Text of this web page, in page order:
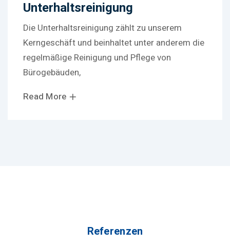
Unterhaltsreinigung
Die Unterhaltsreinigung zählt zu unserem
Kerngeschäft und beinhaltet unter anderem die
regelmäßige Reinigung und Pflege von
Bürogebäuden,
Read More
Referenzen